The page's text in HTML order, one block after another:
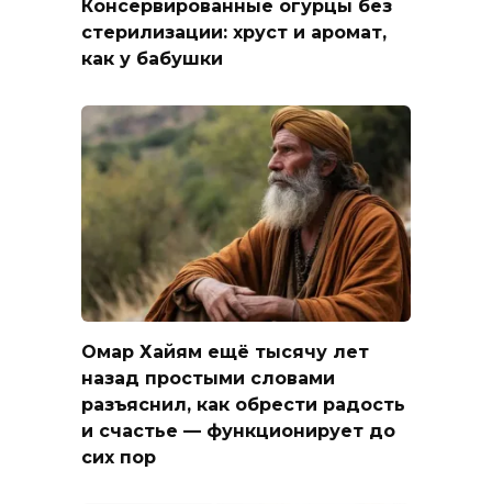
Консервированные огурцы без
стерилизации: хруст и аромат,
как у бабушки
Омар Хайям ещё тысячу лет
назад простыми словами
разъяснил, как обрести радость
и счастье — функционирует до
сих пор